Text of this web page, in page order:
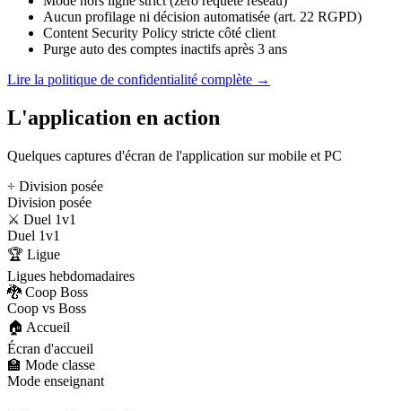
Aucun profilage ni décision automatisée (art. 22 RGPD)
Content Security Policy stricte côté client
Purge auto des comptes inactifs après 3 ans
Lire la politique de confidentialité complète →
L'application en action
Quelques captures d'écran de l'application sur mobile et PC
÷ Division posée
Division posée
⚔️ Duel 1v1
Duel 1v1
🏆 Ligue
Ligues hebdomadaires
🐉 Coop Boss
Coop vs Boss
🏠 Accueil
Écran d'accueil
🏫 Mode classe
Mode enseignant